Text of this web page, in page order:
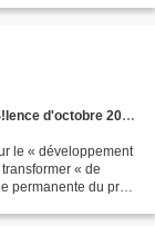
d'octobre 2009)
le « développement
« de
permanente du profit